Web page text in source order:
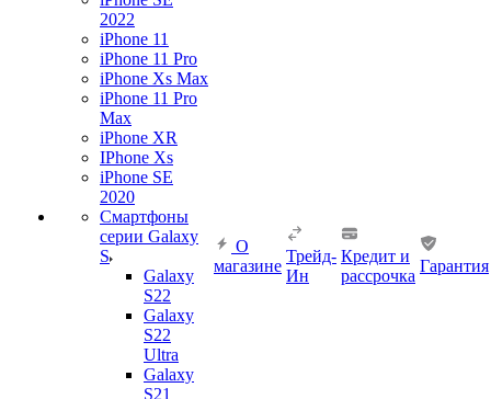
2022
iPhone 11
iPhone 11 Pro
iPhone Xs Max
iPhone 11 Pro
Max
iPhone XR
IPhone Xs
iPhone SE
2020
Смартфоны
серии Galaxy
S
Galaxy
S22
Galaxy
S22
Ultra
Galaxy
S21
О
магазине
Трейд-
Ин
Кредит и
рассрочка
Гарантия